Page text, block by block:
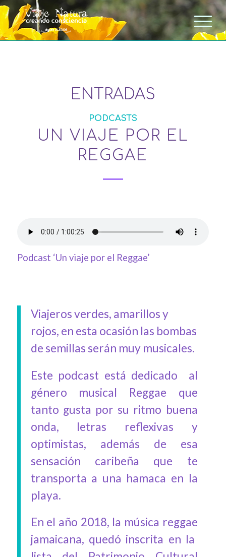
ENTRADAS
PODCASTS
UN VIAJE POR EL
REGGAE
Podcast ‘Un viaje por el Reggae’
Viajeros verdes, amarillos y
rojos, en esta ocasión las bombas
de semillas serán muy musicales.
Este podcast está dedicado al
género musical Reggae que
tanto gusta por su ritmo buena
onda, letras reflexivas y
optimistas, además de esa
sensación caribeña que te
transporta a una hamaca en la
playa.
En el año 2018, la música reggae
jamaicana, quedó inscrita en la